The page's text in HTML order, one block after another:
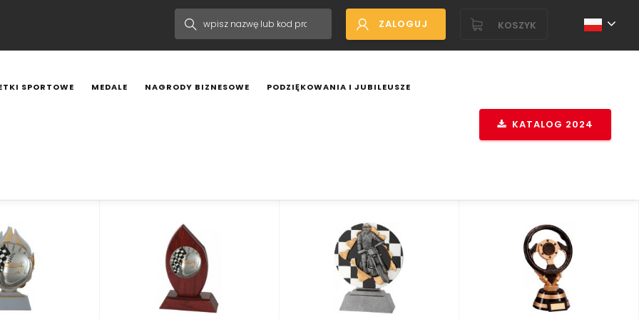
SPORTOWE MEDALE NAGRODY BIZNESOWE PODZIĘKOWANIA I JUBILEUSZE
KATALOG 2024
ZALOGUJ KOSZYK